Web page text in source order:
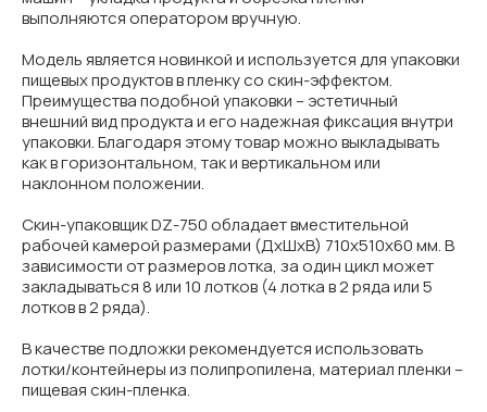
выполняются оператором вручную.
Модель является новинкой и используется для упаковки
пищевых продуктов в пленку со скин-эффектом.
Преимущества подобной упаковки – эстетичный
внешний вид продукта и его надежная фиксация внутри
упаковки. Благодаря этому товар можно выкладывать
как в горизонтальном, так и вертикальном или
наклонном положении.
Скин-упаковщик DZ-750 обладает вместительной
рабочей камерой размерами (ДхШхВ) 710х510х60 мм. В
зависимости от размеров лотка, за один цикл может
закладываться 8 или 10 лотков (4 лотка в 2 ряда или 5
лотков в 2 ряда).
В качестве подложки рекомендуется использовать
лотки/контейнеры из полипропилена, материал пленки –
пищевая скин-пленка.